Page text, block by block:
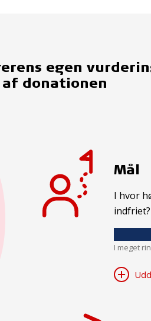
egen
donationen
Mål
I hvor
indfriet?
I meget